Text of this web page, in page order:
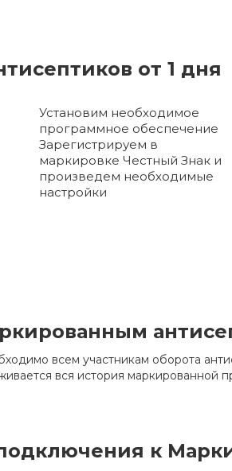
от 1 дня
Установим необходимое
программное обеспечение
Зарегистрируем в
маркировке Честный Знак и
произведем необходимые
настройки
всем участникам оборота
вся история маркированной
к